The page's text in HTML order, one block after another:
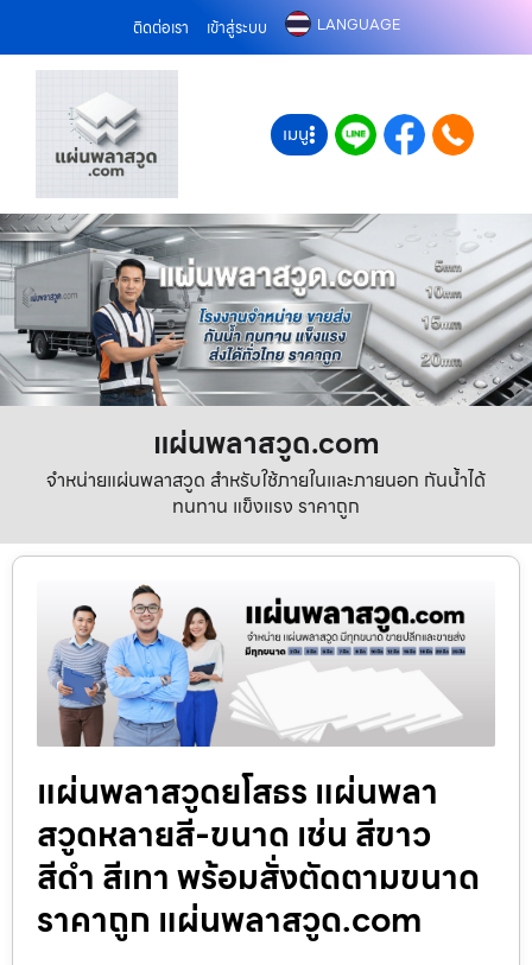
ติดต่อเรา เข้าสู่ระบบ LANGUAGE
เมนู
แผ่นพลาสวูด.com
จำหน่ายแผ่นพลาสวูด สำหรับใช้ภายในและภายนอก กันน้ำได้
ทนทาน แข็งแรง ราคาถูก
แผ่นพลาสวูดยโสธร แผ่นพลา
สวูดหลายสี-ขนาด เช่น สีขาว
สีดำ สีเทา พร้อมสั่งตัดตามขนาด
ราคาถูก แผ่นพลาสวูด.com